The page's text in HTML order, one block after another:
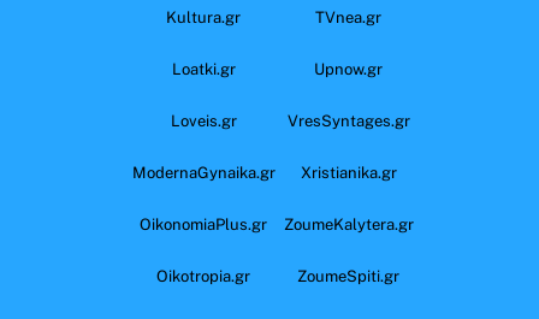
Kultura.gr TVnea.gr
Loatki.gr Upnow.gr
Loveis.gr VresSyntages.gr
ModernaGynaika.gr Xristianika.gr
OikonomiaPlus.gr ZoumeKalytera.gr
Oikotropia.gr ZoumeSpiti.gr